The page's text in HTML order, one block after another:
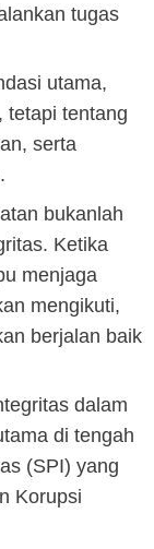
tugas
utama,
tetapi tentang
serta
bukanlah
Ketika
menjaga
mengikuti,
berjalan baik
dalam
di tengah
(SPI) yang
Korupsi